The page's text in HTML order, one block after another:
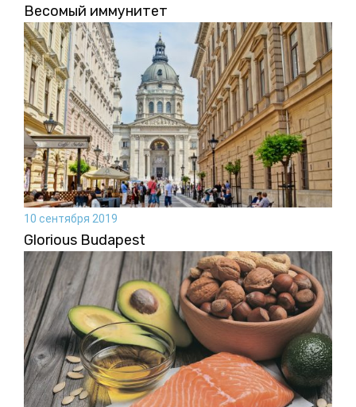
Весомый иммунитет
10 сентября 2019
Glorious Budapest